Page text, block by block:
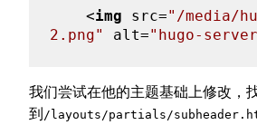
<img src="/media/
2.png"
alt="hugo-
我们尝试在他的主题基础上修改，
到/layouts/partials/